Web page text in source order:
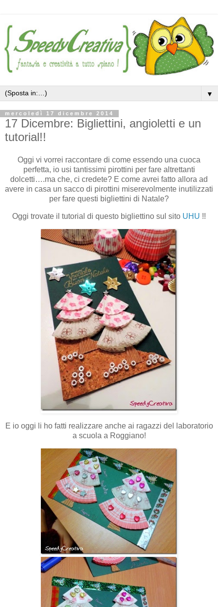
▼
mercoledì 17 dicembre 2014
17 Dicembre: Bigliettini, angioletti e un
tutorial!!
Oggi vi vorrei raccontare di come essendo una cuoca
perfetta, io usi tantissimi pirottini per fare altrettanti
dolcetti….ma che, ci credete? E come avrei fatto allora ad
avere in casa un sacco di pirottini miserevolmente inutilizzati
per fare questi bigliettini di Natale?
Oggi trovate il tutorial di questo bigliettino sul sito UHU !!
E io oggi li ho fatti realizzare anche ai ragazzi del laboratorio
a scuola a Roggiano!